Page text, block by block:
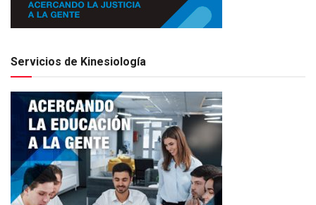
Servicios de Kinesiología